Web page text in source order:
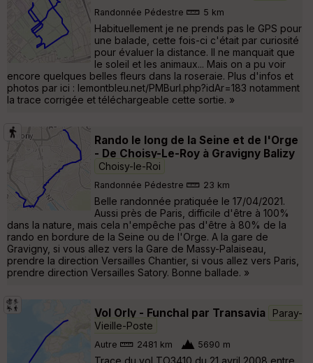
Randonnée Pédestre 5 km
Habituellement je ne prends pas le GPS pour
une balade, cette fois-ci c'était par curiosité
pour évaluer la distance. Il ne manquait que
le soleil et les animaux... Mais on a pu voir
encore quelques belles fleurs dans la roseraie. Plus d'infos et
photos par ici : lemontbleu.net/PMBurl.php?idAr=183 notamment
la trace corrigée et téléchargeable cette sortie. »
Rando le long de la Seine et de l'Orge
- De Choisy-Le-Roy à Gravigny Balizy
Choisy-le-Roi
Randonnée Pédestre 23 km
Belle randonnée pratiquée le 17/04/2021.
Aussi près de Paris, difficile d'être à 100%
dans la nature, mais cela n'empêche pas d'être à 80% de la
rando en bordure de la Seine ou de l'Orge. A la gare de
Gravigny, si vous allez vers la Gare de Massy-Palaiseau,
prendre la direction Versailles Chantier, si vous allez vers Paris,
prendre direction Versailles Satory. Bonne ballade. »
Vol Orly - Funchal par Transavia
Paray-
Vieille-Poste
Autre 2481 km 5690 m
Trace du vol TO3410 du 21 avril 2008 entre